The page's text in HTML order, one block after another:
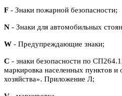
F - Знаки пожарной безопасности;
N - Знаки для автомобильных
W - Предупреждающие знаки;
С - знаки безопасности по
маркировка населенных пунктов и
хозяйства». Приложение Л;